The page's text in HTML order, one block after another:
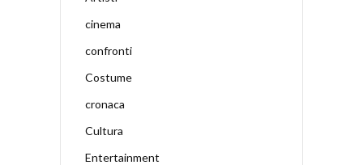
cinema
confronti
Costume
cronaca
Cultura
Entertainment